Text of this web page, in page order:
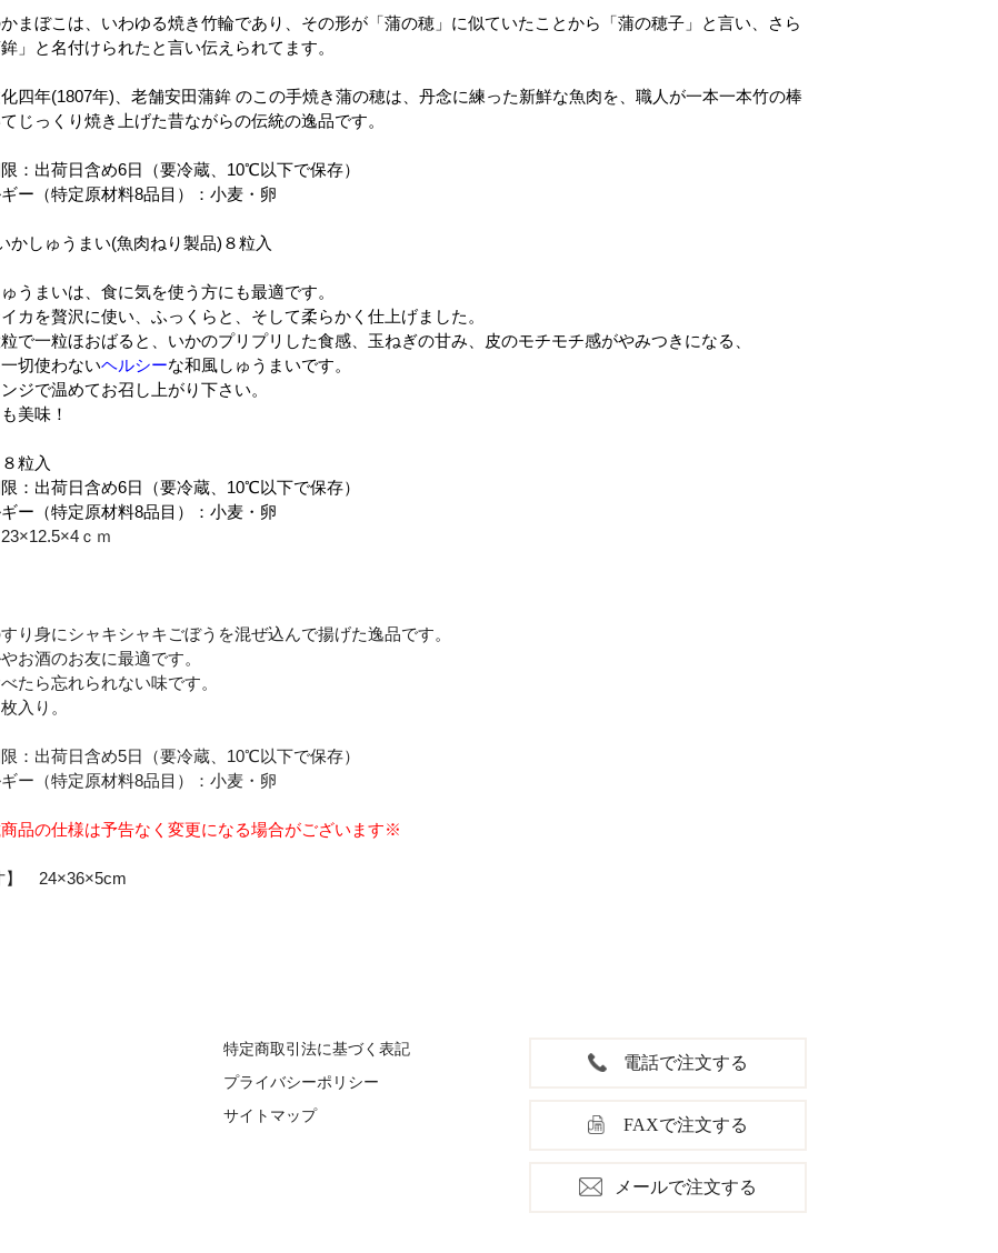
まぼこは、いわゆる焼き竹輪であり、その形が「蒲の穂」に似ていたことから「蒲の穂子」と言い、さら
」と名付けられたと言い伝えられてます。
四年(1807年)、老舗安田蒲鉾 のこの手焼き蒲の穂は、丹念に練った新鮮な魚肉を、職人が一本一本竹の棒
じっくり焼き上げた昔ながらの伝統の逸品です。
：出荷日含め6日（要冷蔵、10℃以下で保存）
ー（特定原材料8品目）：小麦・卵
かしゅうまい(魚肉ねり製品)８粒入
うまいは、食に気を使う方にも最適です。
カを贅沢に使い、ふっくらと、そして柔らかく仕上げました。
で一粒ほおばると、いかのプリプリした食感、玉ねぎの甘み、皮のモチモチ感がやみつきになる、
切使わないヘルシーな和風しゅうまいです。
ジで温めてお召し上がり下さい。
美味！
８粒入
：出荷日含め6日（要冷蔵、10℃以下で保存）
ー（特定原材料8品目）：小麦・卵
ｃｍ
り身にシャキシャキごぼうを混ぜ込んで揚げた逸品です。
お酒のお友に最適です。
たら忘れられない味です。
入り。
：出荷日含め5日（要冷蔵、10℃以下で保存）
ー（特定原材料8品目）：小麦・卵
品の仕様は予告なく変更になる場合がございます※
】 24×36×5cm
特定商取引法に基づく表記
プライバシーポリシー
サイトマップ
電話で注文する
FAXで注文する
メールで注文する